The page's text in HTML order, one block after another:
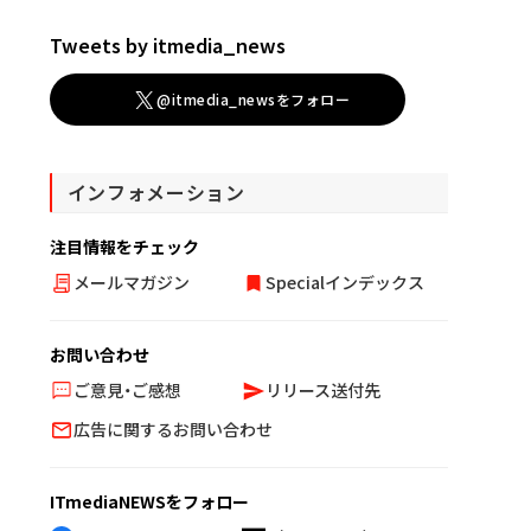
Tweets by itmedia_news
@itmedia_newsをフォロー
インフォメーション
注目情報をチェック
メールマガジン
Specialインデックス
お問い合わせ
ご意見・ご感想
リリース送付先
広告に関するお問い合わせ
ITmediaNEWSをフォロー